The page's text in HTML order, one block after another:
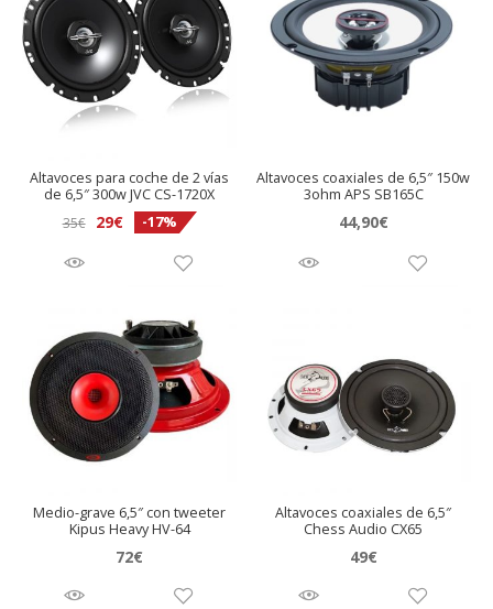
Altavoces para coche de 2 vías
de 6,5″ 300w JVC CS-1720X
35€
El
29€El
29€.
-17%
Altavoces coaxiales de 6,5″ 150w
3ohm APS SB165C
44,90€
Medio-grave 6,5″ con tweeter
Kipus Heavy HV-64
72€
Altavoces coaxiales de 6,5″
Chess Audio CX65
49€